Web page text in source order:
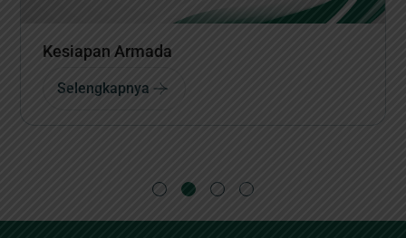
Siaran Pers
Selengkapnya